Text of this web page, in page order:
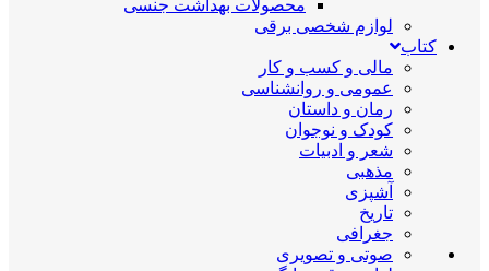
محصولات بهداشت جنسی
لوازم شخصی برقی
کتاب
مالی و کسب و کار
عمومی و روانشناسی
رمان و داستان
کودک و نوجوان
شعر و ادبیات
مذهبی
آشپزی
تاریخ
جغرافی
صوتی و تصویری